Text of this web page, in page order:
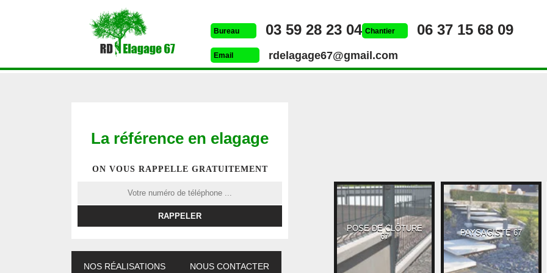
Bureau 03 59 28 23 04 Chantier 06 37 15 68 09
Email rdelagage67@gmail.com
La référence en elagage
ON VOUS RAPPELLE GRATUITEMENT
NOS RÉALISATIONS NOUS CONTACTER
POSE DE CLÔTURE
67
PAYSAGISTE 67